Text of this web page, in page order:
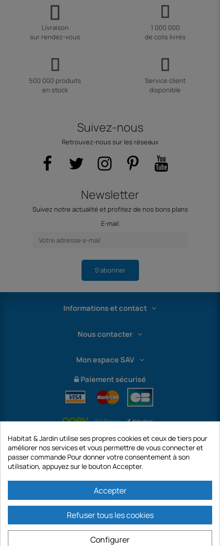
Livraison
sur rendez-vous
1 000 000
de colis livrés
500 000 produits
en stock
Service client
disponible
Suivez-nous
Retrouvez-nous sur les réseaux
Newsletter
Suivez notre actualité et profitez de nos bons plans
E-mail
S'abonner
Informations et contact
Nous contacter
Mon espace SAV
Paiement sécurisé
International
capital de 187 203,29 €, 32 Rue de Paradis - PARIS 75010 (FRANCE).
GECODIS.SA créée le 04/11/1998 est une filiale de ODAYA HOLDING au capital
Habitat & Jardin utilise ses propres cookies et ceux de tiers pour
améliorer nos services et vous permettre de vous connecter et
passer commande Pour donner votre consentement à son
utilisation, appuyez sur le bouton Accepter.
Accepter
Refuser tous les cookies
Configurer